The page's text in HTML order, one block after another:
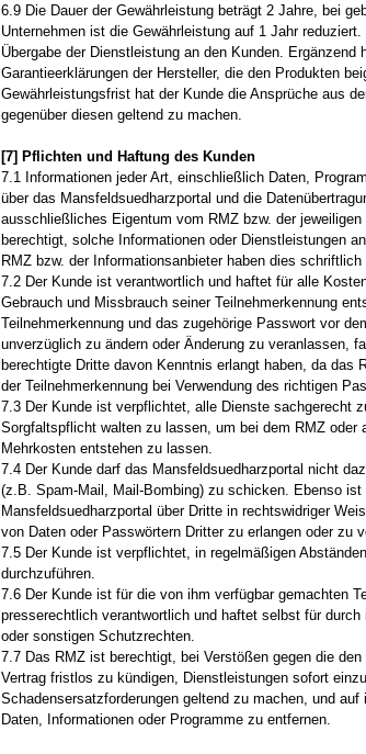
6.9 Die Dauer der Gewährleistung beträgt 2 Jahre, bei
Unternehmen ist die Gewährleistung auf 1 Jahr
Übergabe der Dienstleistung an den Kunden. Ergänzend
Garantieerklärungen der Hersteller, die den Produkten
Gewährleistungsfrist hat der Kunde die Ansprüche aus
gegenüber diesen geltend zu machen.
[7] Pflichten und Haftung des Kunden
7.1 Informationen jeder Art, einschließlich Daten,
über das Mansfeldsuedharzportal und die
ausschließliches Eigentum vom RMZ bzw. der
berechtigt, solche Informationen oder Dienstleistungen
RMZ bzw. der Informationsanbieter haben dies schriftlich
7.2 Der Kunde ist verantwortlich und haftet für alle
Gebrauch und Missbrauch seiner Teilnehmerkennung
Teilnehmerkennung und das zugehörige Passwort vor
unverzüglich zu ändern oder Änderung zu veranlassen,
berechtigte Dritte davon Kenntnis erlangt haben, da das
der Teilnehmerkennung bei Verwendung des richtigen
7.3 Der Kunde ist verpflichtet, alle Dienste sachgerecht
Sorgfaltspflicht walten zu lassen, um bei dem RMZ oder
Mehrkosten entstehen zu lassen.
7.4 Der Kunde darf das Mansfeldsuedharzportal nicht
(z.B. Spam-Mail, Mail-Bombing) zu schicken. Ebenso
Mansfeldsuedharzportal über Dritte in rechtswidriger
von Daten oder Passwörtern Dritter zu erlangen oder zu
7.5 Der Kunde ist verpflichtet, in regelmäßigen
durchzuführen.
7.6 Der Kunde ist für die von ihm verfügbar gemachten
presserechtlich verantwortlich und haftet selbst für
oder sonstigen Schutzrechten.
7.7 Das RMZ ist berechtigt, bei Verstößen gegen die
Vertrag fristlos zu kündigen, Dienstleistungen sofort
Schadensersatzforderungen geltend zu machen, und
Daten, Informationen oder Programme zu entfernen.